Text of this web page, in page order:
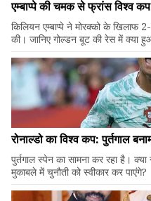
एम्बाप्पे की चमक से फ्रांस विश्व
किलियन एम्बाप्पे ने मोरक्को के खिलाफ
की। जानिए गोल्डन बूट की रेस में क्या
रोनाल्डो का विश्व कप: पुर्तगाल
पुर्तगाल स्पेन का सामना कर रहा है।
मुकाबले में चुनौती को स्वीकार कर पाएंगे?